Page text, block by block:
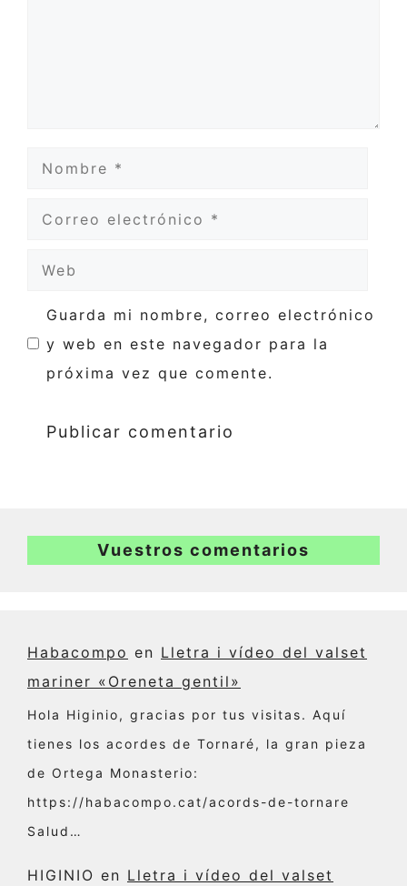
Nombre
Correo
Web
Guarda mi nombre, correo electrónico
y web en este navegador para la
próxima vez que comente.
Vuestros comentarios
Habacompo en Lletra i vídeo del valset
mariner «Oreneta gentil»
Hola Higinio, gracias por tus visitas. Aquí
tienes los acordes de Tornaré, la gran pieza
de Ortega Monasterio:
https://habacompo.cat/acords-de-tornare
Salud…
HIGINIO en Lletra i vídeo del valset